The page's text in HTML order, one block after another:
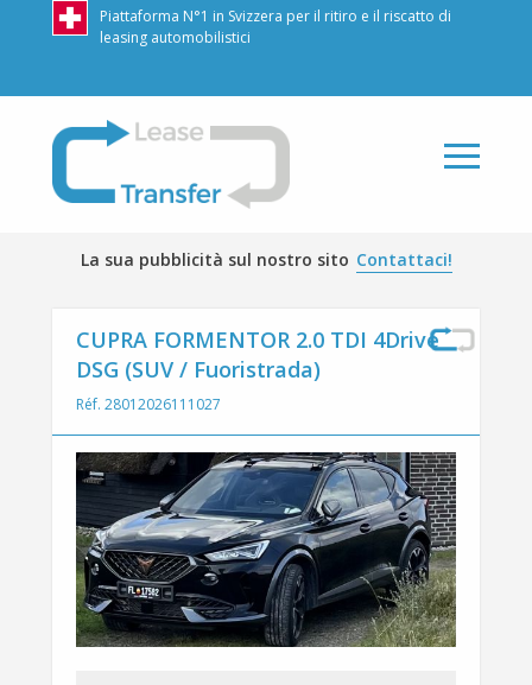
Piattaforma N°1 in Svizzera per il ritiro e il riscatto di
leasing automobilistici
LeaseTransfer
La sua pubblicità sul nostro sito Contattaci!
CUPRA FORMENTOR 2.0 TDI 4Drive
DSG (SUV / Fuoristrada)
Réf. 28012026111027